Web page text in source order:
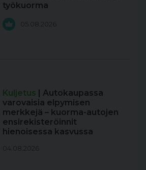
työkuorma
05.08.2026
Kuljetus | Autokaupassa
varovaisia elpymisen
merkkejä – kuorma-autojen
ensirekisteröinnit
hienoisessa kasvussa
04.08.2026